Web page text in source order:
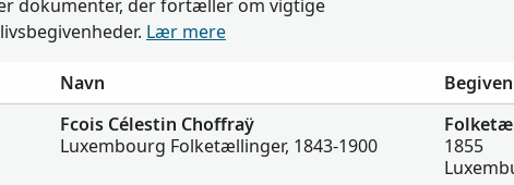
dokumenter, der fortæller om vigtige
Lær mere
Navn
Fcois Célestin Choffraÿ
Luxembourg Folketællinger, 1843-1900
1855